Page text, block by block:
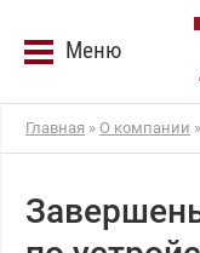
Меню
Главная » О компании »